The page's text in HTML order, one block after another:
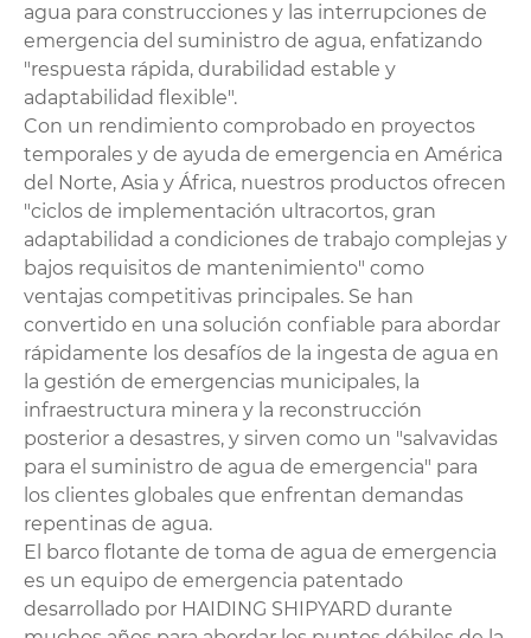
agua para construcciones y las interrupciones de
emergencia del suministro de agua, enfatizando
"respuesta rápida, durabilidad estable y
adaptabilidad flexible".
Con un rendimiento comprobado en proyectos
temporales y de ayuda de emergencia en América
del Norte, Asia y África, nuestros productos ofrecen
"ciclos de implementación ultracortos, gran
adaptabilidad a condiciones de trabajo complejas y
bajos requisitos de mantenimiento" como
ventajas competitivas principales. Se han
convertido en una solución confiable para abordar
rápidamente los desafíos de la ingesta de agua en
la gestión de emergencias municipales, la
infraestructura minera y la reconstrucción
posterior a desastres, y sirven como un "salvavidas
para el suministro de agua de emergencia" para
los clientes globales que enfrentan demandas
repentinas de agua.
El barco flotante de toma de agua de emergencia
es un equipo de emergencia patentado
desarrollado por HAIDING SHIPYARD durante